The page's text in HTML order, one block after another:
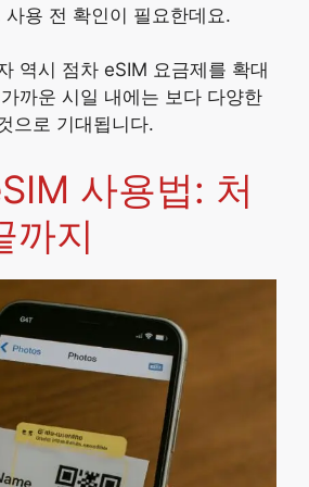
용 전 확인이 필요한데요.
역시 점차 eSIM 요금제를 확대
까운 시일 내에는 보다 다양한
으로 기대됩니다.
사용법: 처
까지